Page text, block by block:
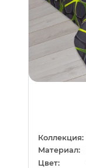
Коллекция:
Материал:
Цвет: